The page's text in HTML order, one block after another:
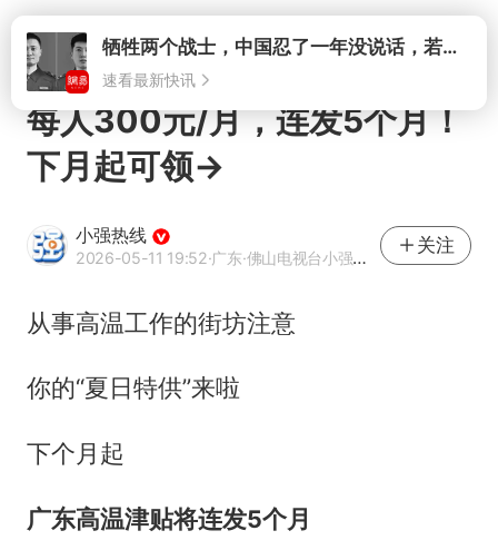
打开牺牲两个战士，中国忍了一年没说话，若菲律宾死了人，他会开战吗
速看最新快讯
每人300元/月，连发5个月！
下月起可领→
小强热线
2026-05-11 19:52·广东·佛山电视台小强热线官方网易号
关注
从事高温工作的街坊注意
你的“夏日特供”来啦
下个月起
广东高温津贴将连发5个月